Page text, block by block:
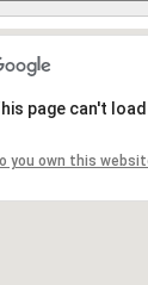
page can't
you own this